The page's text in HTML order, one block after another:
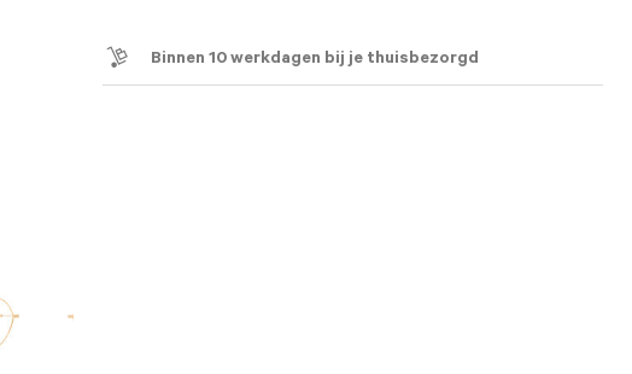
Binnen 10 werkdagen bij je thuisbezorgd